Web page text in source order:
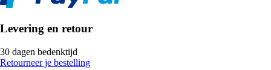
Levering en retour
30 dagen bedenktijd
Retourneer je bestelling